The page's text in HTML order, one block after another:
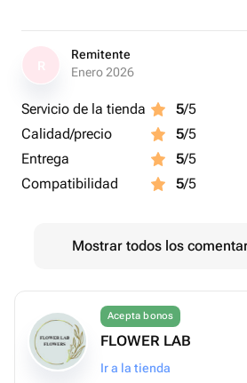
Remitente
Enero 2026
Servicio de la tienda 5/5
Calidad/precio
5/5
Entrega
5/5
Compatibilidad
5/5
Mostrar todos los
Acepta bonos
FLOWER LAB
Ir a la tienda